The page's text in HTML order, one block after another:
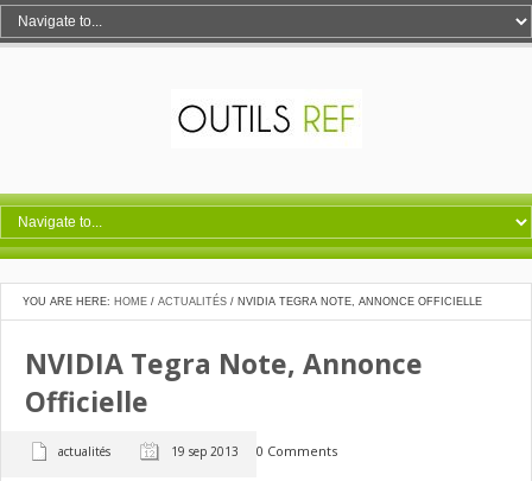
YOU ARE HERE: HOME / ACTUALITÉS / NVIDIA TEGRA NOTE, ANNONCE OFFICIELLE
NVIDIA Tegra Note, Annonce
Officielle
actualités 19 sep 2013 0 Comments